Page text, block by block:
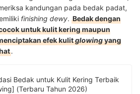
kandungan pada bedak padat,
finishing dewy. Bedak dengan
untuk kulit kering maupun
efek kulitglowingyang
.
Terbaik
(Terbaru Tahun 2026)